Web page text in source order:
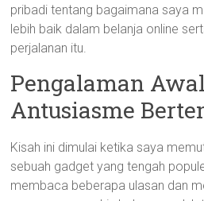
pribadi tentang bagaimana saya
lebih baik dalam belanja online
perjalanan itu.
Pengalaman
Antusiasme
Kisah ini dimulai ketika saya
sebuah gadget yang tengah
membaca beberapa ulasan dan